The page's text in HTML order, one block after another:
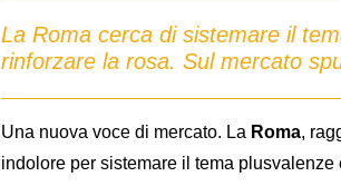
La Roma cerca di sistemare il
rinforzare la rosa. Sul mercato
Una nuova voce di mercato. La Roma,
indolore per sistemare il tema